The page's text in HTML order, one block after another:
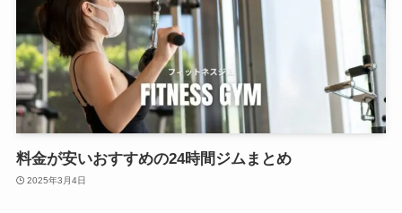
料金が安いおすすめの24時間ジムまとめ
2025年3月4日